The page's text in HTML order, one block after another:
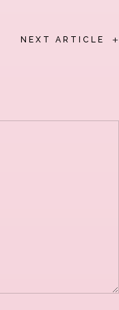
NEXT ARTICLE +